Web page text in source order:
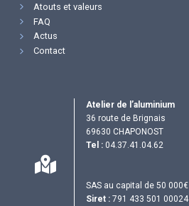
Atouts et valeurs
FAQ
Actus
Contact
Atelier de l’aluminium
36 route de Brignais
69630 CHAPONOST
Tel : 04.37.41.04.62
SAS au capital de 50 000€
Siret : 791 433 501 00024